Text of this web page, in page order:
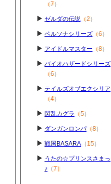
（7）
ゼルダの伝説 （2）
ペルソナシリーズ （6）
アイドルマスター （8）
バイオハザードシリーズ
（6）
テイルズオブエクシリア
（4）
閃乱カグラ （5）
ダンガンロンパ（8）
戦国BASARA （15）
うたの☆プリンスさまっ
♪ （7）